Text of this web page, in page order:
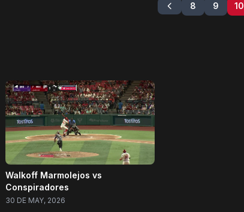
8 9 10
Walkoff Marmolejos vs
Conspiradores
30 DE MAY, 2026